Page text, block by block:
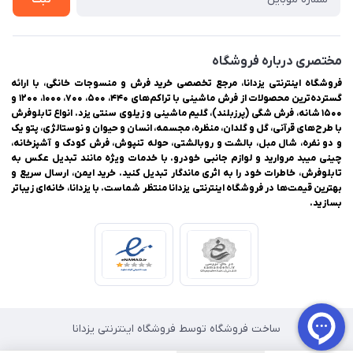
مختصری درباره فروشگاه
فروشگاه اینترنتی یزدانا، مرجع تخصصی خرید فرش و منسوجات خانگی، با ارائه
گسترده‌ترین محصولات از فرش ماشینی با تراکم‌های ۴۴۰، ۵۰۰، ۷۰۰، ۱۰۰۰، ۱۲۰۰ و
۱۵۰۰ شانه، فرش شگی (پرزبلند)، گلیم ماشینی و زیلوی سنتی یزد. انواع تابلوفرش
با طرح‌های قرآنی، گل و گلدان، منظره، مجسمه، انسان و حیوان و نوستالژی، پتو یک
و دو نفره، شال مبل، بالشت و روبالشتی، حوله تنپوش، فرش کودک و آشپزخانه،
چینی میبد مروارید و لوازم جانبی خودرو. با خدمات ویژه مانند تبدیل عکس به
تابلوفرش، خاطرات خود را به اثری ماندگار تبدیل کنید. خرید ایمن، ارسال سریع و
بهترین قیمت‌ها در فروشگاه اینترنتی یزدانا منتظر شماست. با یزدانا، خانه‌ای زیباتر
بسازید.
ساخت فروشگاه توسط فروشگاه اینترنتی یزدانا